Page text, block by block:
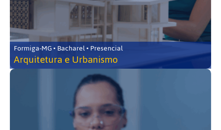
Formiga-MG • Bacharel • Presencial
Arquitetura e Urbanismo